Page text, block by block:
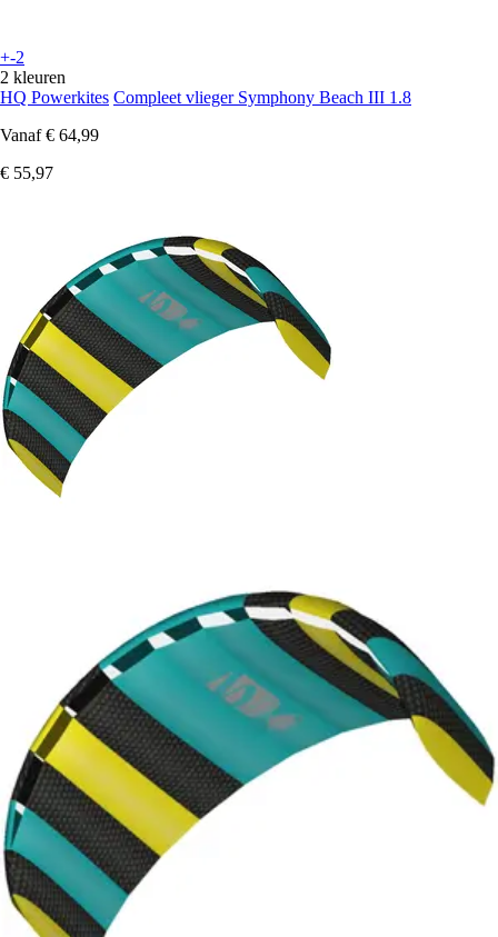
+-2
2 kleuren
HQ Powerkites Compleet vlieger Symphony Beach III 1.8
Vanaf € 64,99
€ 55,97